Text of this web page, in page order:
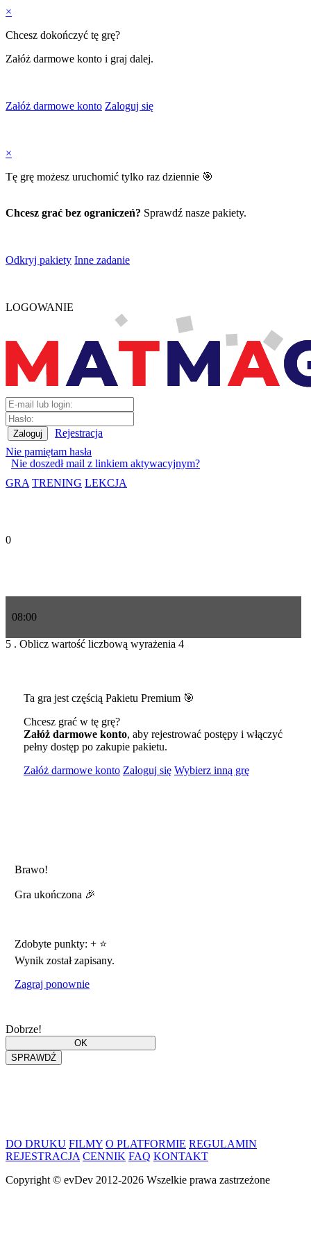
×
Chcesz dokończyć tę grę?
Załóż darmowe konto i graj dalej.
Załóż darmowe konto Zaloguj się
×
Tę grę możesz uruchomić tylko raz dziennie 🎯
Chcesz grać bez ograniczeń? Sprawdź nasze pakiety.
Odkryj pakiety Inne zadanie
LOGOWANIE
Rejestracja
Nie pamiętam hasła
Nie doszedł mail z linkiem aktywacyjnym?
GRA TRENING LEKCJA
0
08:00
5 . Oblicz wartość liczbową wyrażenia 4
Ta gra jest częścią Pakietu Premium 🎯
Chcesz grać w tę grę?
Załóż darmowe konto, aby rejestrować postępy i włączyć
pełny dostęp po zakupie pakietu.
Załóż darmowe konto Zaloguj się Wybierz inną grę
Brawo!
Gra ukończona 🎉
Zdobyte punkty: +⭐
Wynik został zapisany.
Zagraj ponownie
Dobrze!
DO DRUKU FILMY O PLATFORMIE REGULAMIN
REJESTRACJA CENNIK FAQ KONTAKT
Copyright © evDev 2012-2026 Wszelkie prawa zastrzeżone